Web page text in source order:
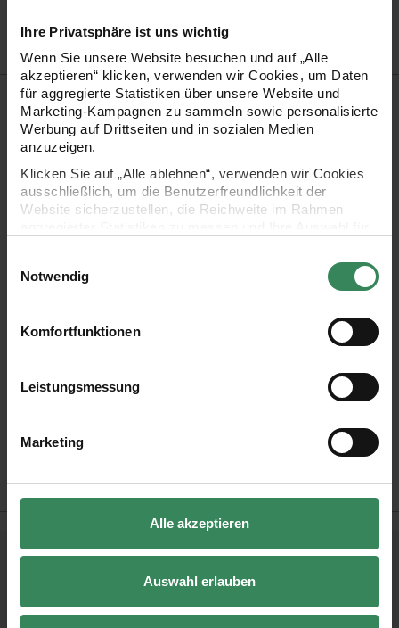
Ihre Privatsphäre ist uns wichtig
Wenn Sie unsere Website besuchen und auf „Alle
akzeptieren“ klicken, verwenden wir Cookies, um Daten
für aggregierte Statistiken über unsere Website und
Marketing-Kampagnen zu sammeln sowie personalisierte
Werbung auf Drittseiten und in sozialen Medien
anzuzeigen.
Klicken Sie auf „Alle ablehnen“, verwenden wir Cookies
ausschließlich, um die Benutzerfreundlichkeit der
Website sicherzustellen, die Reichweite im Rahmen
Ihre Einwilligung ist freiwillig und kann jederzeit über den
Link „Cookie-Einstellungen“ im Fußbereich der Seite
verwendeten Technologien und den Empfängern der
Daten finden Sie in unserer Datenschutzerklärung.
Notwendig
Komfortfunktionen
Leistungsmessung
Marketing
Alle akzeptieren
Auswahl erlauben
Produktbeschreibung
Creative Make It Blümchen ist ein glitzerndes Beilaufgarn,
das mit zarten Pailletten in Blütenform verziert ist. Die
kleinen Blümchen sind harmonisch in den Trägerfaden aus
100 % Lyocell eingearbeitet und farblich perfekt abgestimmt.
mitgeführt, wodurch das Strickstück einen
Polyester)
- Pflege: Handwäsche
Hersteller
Kostenlose Anleitungen.